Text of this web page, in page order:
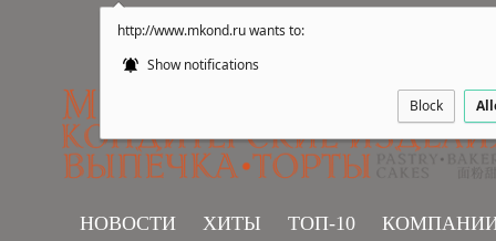
http://www.mkond.ru wants to:
Show notifications
Block
НОВОСТИ ХИТЫ ТОП-10